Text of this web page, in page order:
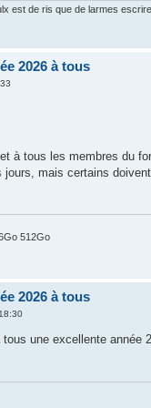
est de ris que de larmes
2026 à tous
à tous les membres du
jours, mais certains
512Go
2026 à tous
une excellente année